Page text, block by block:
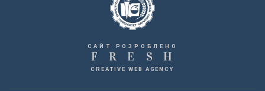
САЙТ РОЗРОБЛЕНО
F R E S H
CREATIVE WEB AGENCY